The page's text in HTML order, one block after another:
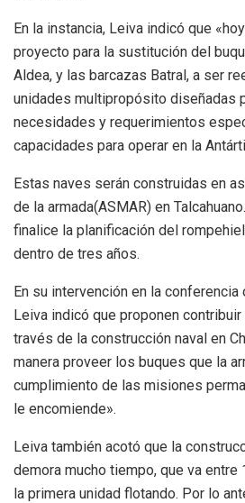
En la instancia, Leiva indicó que
proyecto para la sustitución del
Aldea, y las barcazas Batral, a ser
unidades multipropósito diseñadas
necesidades y requerimientos
capacidades para operar en la
Estas naves serán construidas en
de la armada(ASMAR) en
finalice la planificación del
dentro de tres años.
En su intervención en la conferencia
Leiva indicó que proponen
través de la construcción naval en
manera proveer los buques que la
cumplimiento de las misiones
le encomiende».
Leiva también acotó que la
demora mucho tiempo, que va entre
la primera unidad flotando. Por lo